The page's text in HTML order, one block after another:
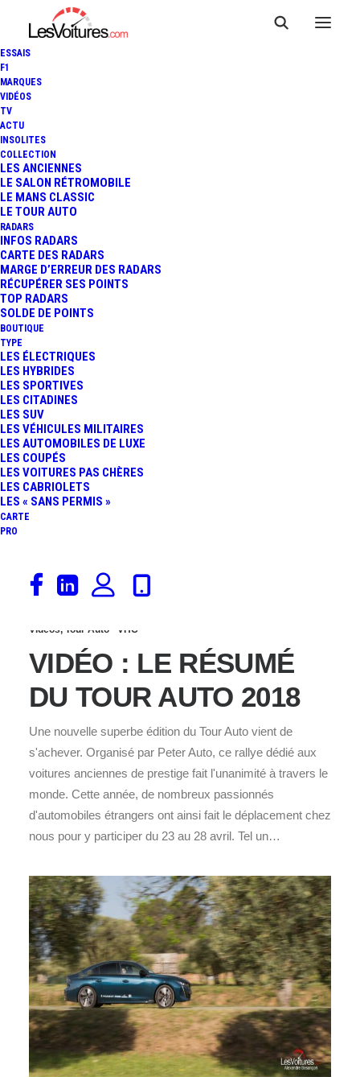
ESSAIS
F1
MARQUES
VIDÉOS
TV
ACTU
INSOLITES
COLLECTION
LES ANCIENNES
LE SALON RÉTROMOBILE
LE MANS CLASSIC
LE TOUR AUTO
RADARS
INFOS RADARS
CARTE DES RADARS
MARGE D’ERREUR DES RADARS
RÉCUPÉRER SES POINTS
TOP RADARS
SOLDE DE POINTS
BOUTIQUE
TYPE
LES ÉLECTRIQUES
LES HYBRIDES
LES SPORTIVES
LES CITADINES
LES SUV
LES VÉHICULES MILITAIRES
LES AUTOMOBILES DE LUXE
LES COUPÉS
LES VOITURES PAS CHÈRES
LES CABRIOLETS
LES « SANS PERMIS »
CARTE
PRO
4 mai 2018
VIDÉO : LES PEUGEOT
504 EN ACTION LORS DU
TOUR AUTO
Vidéos, Tour Auto VHC
VIDÉO : LE RÉSUMÉ
DU TOUR AUTO 2018
Une nouvelle superbe édition du Tour Auto vient de
s'achever. Organisé par Peter Auto, ce rallye dédié aux
voitures anciennes de prestige fait l'unanimité à travers le
monde. Cette année, de nombreux passionnés
d'automobiles étrangers ont ainsi fait le déplacement chez
nous pour y participer du 23 au 28 avril. Tel un…